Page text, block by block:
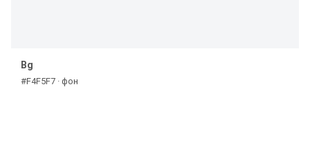
Bg
#F4F5F7 · фон